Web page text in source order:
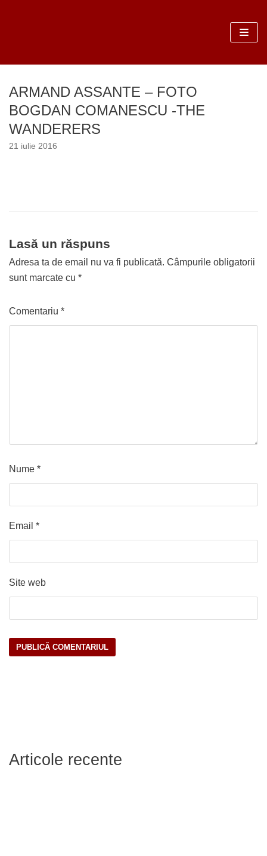
conținut
ARMAND ASSANTE – FOTO
BOGDAN COMANESCU -THE
WANDERERS
21 iulie 2016
Lasă un răspuns
Adresa ta de email nu va fi publicată. Câmpurile obligatorii
sunt marcate cu *
Comentariu *
Nume *
Email *
Site web
Articole recente